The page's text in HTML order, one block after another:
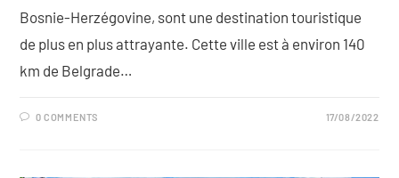
Bosnie-Herzégovine, sont une destination touristique
de plus en plus attrayante. Cette ville est à environ 140
km de Belgrade…
0 COMMENTS 17/08/2022